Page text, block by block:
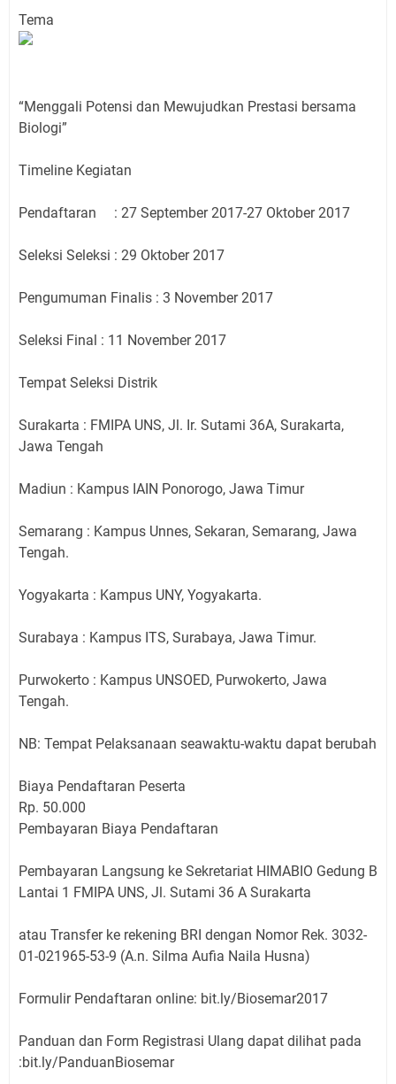
Tema
“Menggali Potensi dan Mewujudkan Prestasi bersama
Biologi”
Timeline Kegiatan
Pendaftaran : 27 September 2017-27 Oktober 2017
Seleksi Seleksi : 29 Oktober 2017
Pengumuman Finalis : 3 November 2017
Seleksi Final : 11 November 2017
Tempat Seleksi Distrik
Surakarta : FMIPA UNS, Jl. Ir. Sutami 36A, Surakarta,
Jawa Tengah
Madiun : Kampus IAIN Ponorogo, Jawa Timur
Semarang : Kampus Unnes, Sekaran, Semarang, Jawa
Tengah.
Yogyakarta : Kampus UNY, Yogyakarta.
Surabaya : Kampus ITS, Surabaya, Jawa Timur.
Purwokerto : Kampus UNSOED, Purwokerto, Jawa
Tengah.
NB: Tempat Pelaksanaan seawaktu-waktu dapat berubah
Biaya Pendaftaran Peserta
Rp. 50.000
Pembayaran Biaya Pendaftaran
Pembayaran Langsung ke Sekretariat HIMABIO Gedung B
Lantai 1 FMIPA UNS, Jl. Sutami 36 A Surakarta
atau Transfer ke rekening BRI dengan Nomor Rek. 3032-
01-021965-53-9 (A.n. Silma Aufia Naila Husna)
Formulir Pendaftaran online: bit.ly/Biosemar2017
Panduan dan Form Registrasi Ulang dapat dilihat pada
:bit.ly/PanduanBiosemar